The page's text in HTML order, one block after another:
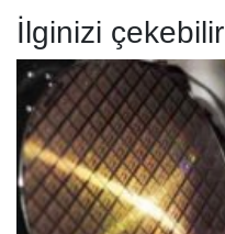
İlginizi çekebilir